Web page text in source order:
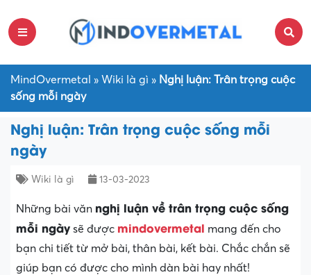
MindOvermetal » Wiki là gì » Nghị luận: Trân trọng cuộc
sống mỗi ngày
Nghị luận: Trân trọng cuộc sống mỗi
ngày
Wiki là gì 13-03-2023
Những bài văn nghị luận về trân trọng cuộc sống
mỗi ngày sẽ được mindovermetal mang đến cho
bạn chi tiết từ mở bài, thân bài, kết bài. Chắc chắn sẽ
giúp bạn có được cho mình dàn bài hay nhất!